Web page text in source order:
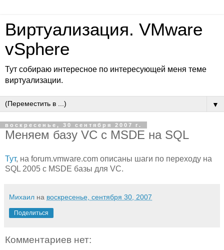
Виртуализация. VMware
vSphere
Тут собираю интересное по интересующей меня теме
виртуализации.
▼
воскресенье, 30 сентября 2007 г.
Меняем базу VC с MSDE на SQL
Тут, на forum.vmware.com описаны шаги по переходу на
SQL 2005 с MSDE базы для VC.
Михаил на воскресенье, сентября 30, 2007
Поделиться
Комментариев нет: